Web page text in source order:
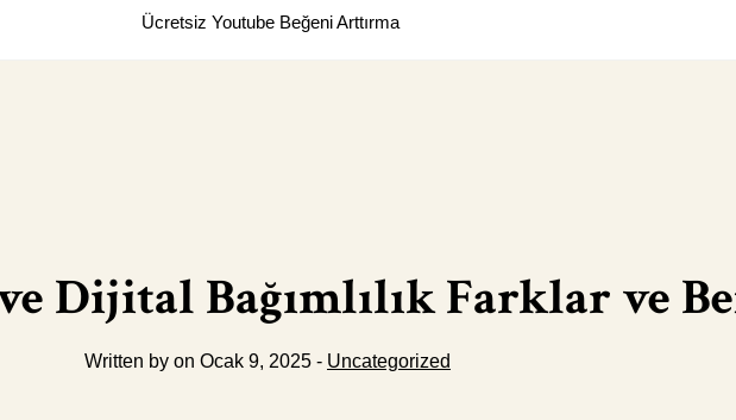
Ücretsiz Youtube Beğeni Arttırma
ve Dijital Bağımlılık Farklar ve
Written by on Ocak 9, 2025 - Uncategorized